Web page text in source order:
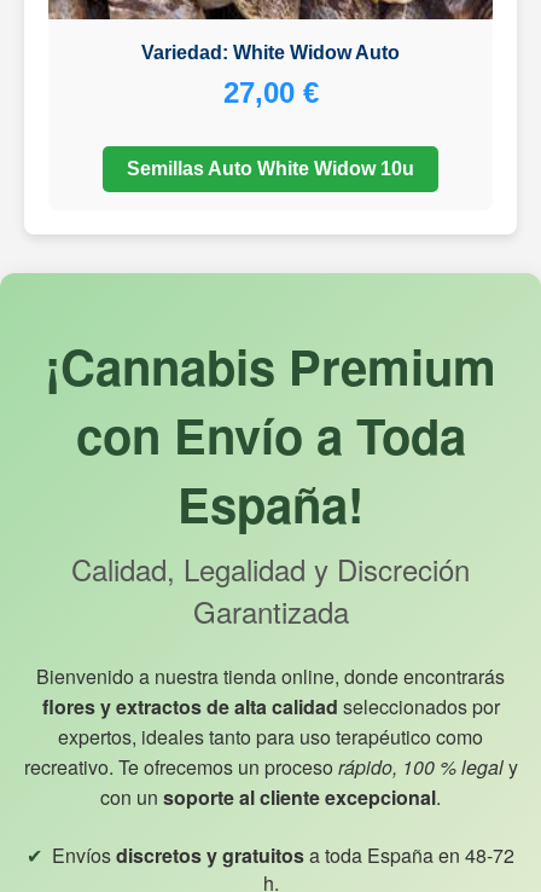
Variedad: White Widow Auto
27,00 €
Semillas Auto White Widow 10u
¡Cannabis Premium
con Envío a Toda
España!
Calidad, Legalidad y Discreción
Garantizada
Bienvenido a nuestra tienda online, donde encontrarás
flores y extractos de alta calidad seleccionados por
expertos, ideales tanto para uso terapéutico como
recreativo. Te ofrecemos un proceso rápido, 100 % legaly
con un soporte al cliente excepcional.
Envíosdiscretos y gratuitosa toda España en 48-72
h.